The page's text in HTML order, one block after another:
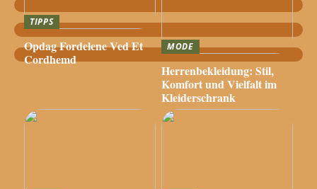
TIPPS
Opdag Fordelene Ved Et
Cordhemd
MODE
Herrenbekleidung: Stil,
Komfort und Vielfalt im
Kleiderschrank